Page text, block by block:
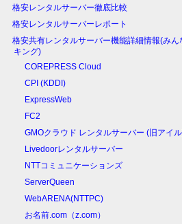
格安レンタルサーバー徹底比較
格安レンタルサーバーレポート
格安共有レンタルサーバー機能詳細情報(みん
キング)
COREPRESS Cloud
CPI (KDDI)
ExpressWeb
FC2
GMOクラウド レンタルサーバー (旧アイ
Livedoorレンタルサーバー
NTTコミュニケーションズ
ServerQueen
WebARENA(NTTPC)
お名前.com（z.com）